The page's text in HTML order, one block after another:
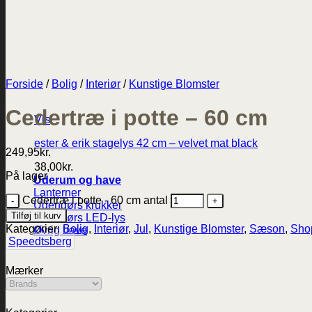
Vis
ester & erik stagelys 42 cm – velvet mat black
38,00kr.
Uderum og have
Lanterner
Udendørs krukker
Udendørs LED-lys
Øvrig have
Forside / Bolig / Interiør / Kunstige Blomster
Cedertræ i potte – 60 cm
249,95kr.
På lager
Cedertræ i potte - 60 cm antal
Tilføj til kurv
Kategorier: Bolig, Interiør, Jul , Kunstige Blomster, Sæson,
Speedtsberg
Mærker